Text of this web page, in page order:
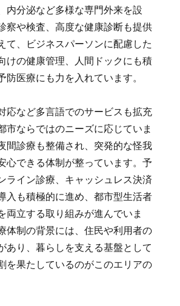
内分泌など多様な専門外来を設
察や検査、高度な健康診断も提供
て、ビジネスパーソンに配慮した
けの健康管理、人間ドックにも積
防医療にも力を入れています。
応など多言語でのサービスも拡充
市ならではのニーズに応じていま
間診療も整備され、突発的な怪我
心できる体制が整っています。予
ライン診療、キャッシュレス決済
入も積極的に進め、都市型生活者
両立する取り組みが進んでいま
体制の背景には、住民や利用者の
あり、暮らしを支える基盤として
を果たしているのがこのエリアの